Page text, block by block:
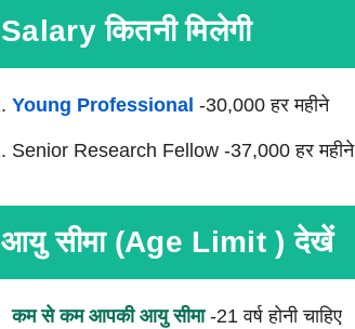
Salary कितनी मिलेगी
Young Professional -30,000 हर महीने
Senior Research Fellow -37,000 हर महीने
आयु सीमा (Age Limit ) देखें
कम से कम आपकी आयु सीमा-21 वर्ष होनी चाहिए